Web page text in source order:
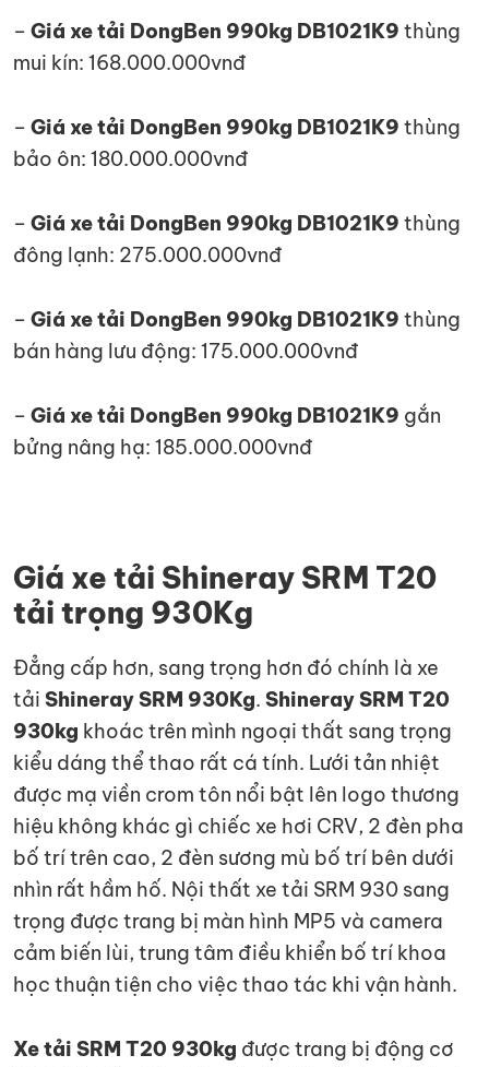
– Giá xe tải DongBen 990kg DB1021K9 thùng
mui kín: 168.000.000vnđ
– Giá xe tải DongBen 990kg DB1021K9 thùng
bảo ôn: 180.000.000vnđ
– Giá xe tải DongBen 990kg DB1021K9 thùng
đông lạnh: 275.000.000vnđ
– Giá xe tải DongBen 990kg DB1021K9 thùng
bán hàng lưu động: 175.000.000vnđ
– Giá xe tải DongBen 990kg DB1021K9 gắn
bửng nâng hạ: 185.000.000vnđ
Giá xe tải Shineray SRM T20
tải trọng 930Kg
Đẳng cấp hơn, sang trọng hơn đó chính là xe
tải Shineray SRM 930Kg. Shineray SRM T20
930kg khoác trên mình ngoại thất sang trọng
kiểu dáng thể thao rất cá tính. Lưới tản nhiệt
được mạ viền crom tôn nổi bật lên logo thương
hiệu không khác gì chiếc xe hơi CRV, 2 đèn pha
bố trí trên cao, 2 đèn sương mù bố trí bên dưới
nhìn rất hầm hố. Nội thất xe tải SRM 930 sang
trọng được trang bị màn hình MP5 và camera
cảm biến lùi, trung tâm điều khiển bố trí khoa
học thuận tiện cho việc thao tác khi vận hành.
Xe tải SRM T20 930kg được trang bị động cơ